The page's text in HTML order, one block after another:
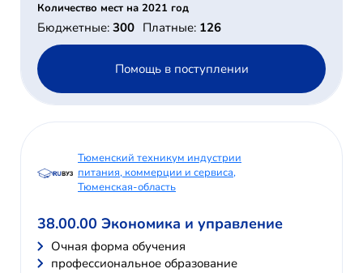
Количество мест на 2021 год
Бюджетные: 300 Платные: 126
Помощь в поступлении
Тюменский техникум индустрии
питания, коммерции и сервиса,
Тюменская-область
38.00.00 Экономика и управление
Очная форма обучения
профессиональное образование